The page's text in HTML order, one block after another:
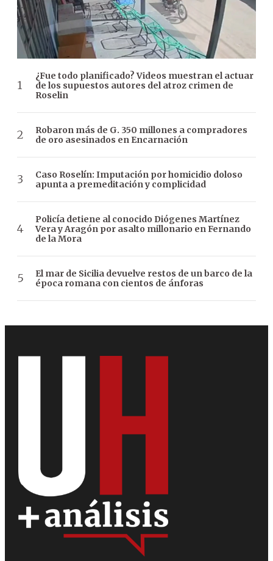
¿Fue todo planificado? Videos muestran el actuar
de los supuestos autores del atroz crimen de
Roselin
Robaron más de G. 350 millones a compradores
de oro asesinados en Encarnación
Caso Roselín: Imputación por homicidio doloso
apunta a premeditación y complicidad
Policía detiene al conocido Diógenes Martínez
Vera y Aragón por asalto millonario en Fernando
de la Mora
El mar de Sicilia devuelve restos de un barco de la
época romana con cientos de ánforas